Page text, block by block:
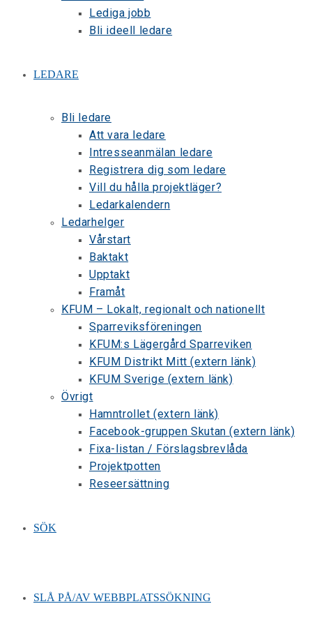
Lediga jobb
Bli ideell ledare
LEDARE
Bli ledare
Att vara ledare
Intresseanmälan ledare
Registrera dig som ledare
Vill du hålla projektläger?
Ledarkalendern
Ledarhelger
Vårstart
Baktakt
Upptakt
Framåt
KFUM – Lokalt, regionalt och nationellt
Sparreviksföreningen
KFUM:s Lägergård Sparreviken
KFUM Distrikt Mitt (extern länk)
KFUM Sverige (extern länk)
Övrigt
Hamntrollet (extern länk)
Facebook-gruppen Skutan (extern länk)
Fixa-listan / Förslagsbrevlåda
Projektpotten
Reseersättning
SÖK
SLÅ PÅ/AV WEBBPLATSSÖKNING